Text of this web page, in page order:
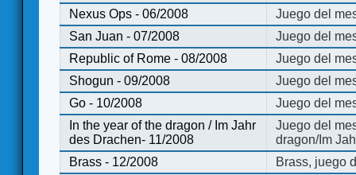
Nexus Ops - 06/2008
Juego del
San Juan - 07/2008
Juego del
Republic of Rome - 08/2008
Juego del
Shogun - 09/2008
Juego del
Go - 10/2008
Juego del
In the year of the dragon / Im Jahr
des Drachen- 11/2008
Juego del
dragon/Im
Brass - 12/2008
Brass, juego